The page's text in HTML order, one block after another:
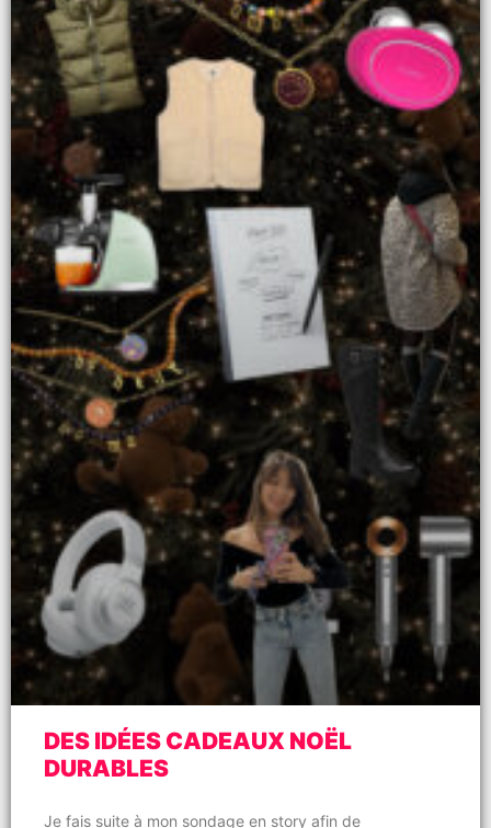
DES IDÉES CADEAUX NOËL
DURABLES
Je fais suite à mon sondage en story afin de